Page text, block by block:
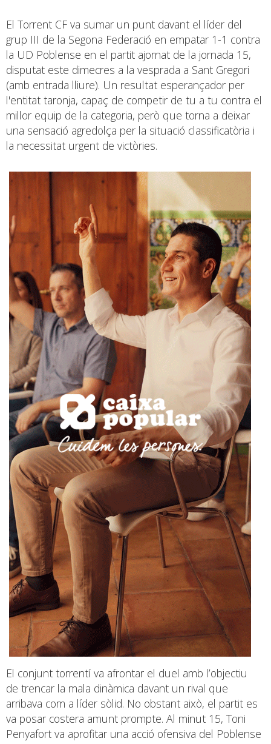
El Torrent CF va sumar un punt davant el líder del
grup III de la Segona Federació en empatar 1-1 contra
la UD Poblense en el partit ajornat de la jornada 15,
disputat este dimecres a la vesprada a Sant Gregori
(amb entrada lliure). Un resultat esperançador per
l'entitat taronja, capaç de competir de tu a tu contra el
millor equip de la categoria, però que torna a deixar
una sensació agredolça per la situació classificatòria i
la necessitat urgent de victòries.
El conjunt torrentí va afrontar el duel amb l’objectiu
de trencar la mala dinàmica davant un rival que
arribava com a líder sòlid. No obstant això, el partit es
va posar costera amunt prompte. Al minut 15, Toni
Penyafort va aprofitar una acció ofensiva del Poblense